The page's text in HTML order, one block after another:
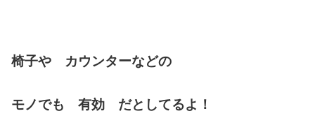
椅子や カウンターなどの
モノでも 有効 だとしてるよ！